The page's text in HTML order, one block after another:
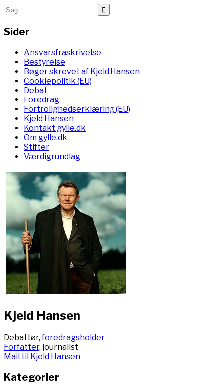
Sider
Ansvarsfraskrivelse
Bestyrelse
Bøger skrevet af Kjeld Hansen
Cookiepolitik (EU)
Debat
Foredrag
Fortrolighedserklæring (EU)
Kjeld Hansen
Kontakt gylle.dk
Om gylle.dk
Stifter
Værdigrundlag
Kjeld Hansen
Debattør,foredragsholder
Forfatter, journalist
Mail til Kjeld Hansen
Kategorier